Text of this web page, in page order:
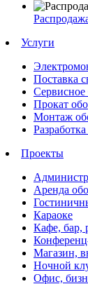
Услуги
Поставка
Прокат
Монтаж
Проекты
Аренда
Караоке
Кафе, бар,
Магазин,
Ночной
Офис,